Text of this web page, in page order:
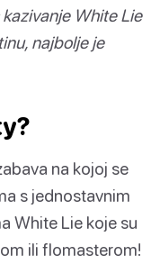
White Lie
najbolje je
na kojoj se
s jednostavnim
White Lie koje su
ili flomasterom!